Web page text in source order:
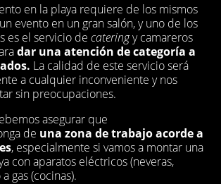
en la playa requiere de los mismos
evento en un gran salón, y uno de los
es el servicio decateringy camareros
dar una atención de categoría a
La calidad de este servicio será
a cualquier inconveniente y nos
sin preocupaciones.
asegurar que
de una zona de trabajo acorde a
, especialmente si vamos a montar una
con aparatos eléctricos (neveras,
gas (cocinas).